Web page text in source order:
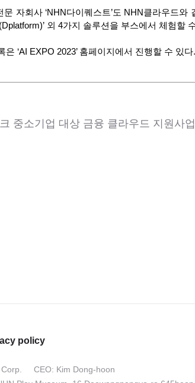
자회사 ‘NHN다이퀘스트’도 NHN클라우드
외 4가지 솔루션을 부스에서 체험할
‘AI EXPO 2023’ 홈페이지에서 진행할 수 있다.
중소기업 대상 금융 클라우드 지원사
policy
CEO: Kim Dong-hoon